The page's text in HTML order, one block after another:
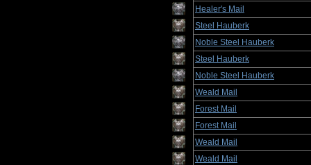
Healer's Mail
Steel Hauberk
Noble Steel Hauberk
Steel Hauberk
Noble Steel Hauberk
Weald Mail
Forest Mail
Forest Mail
Weald Mail
Weald Mail